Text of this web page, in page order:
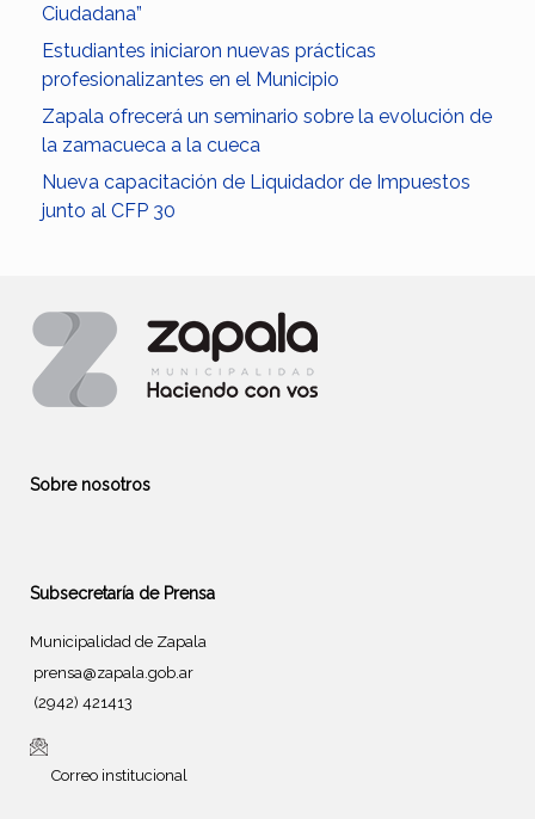
Ciudadana”
Estudiantes iniciaron nuevas prácticas
profesionalizantes en el Municipio
Zapala ofrecerá un seminario sobre la evolución de
la zamacueca a la cueca
Nueva capacitación de Liquidador de Impuestos
junto al CFP 30
Sobre nosotros
Subsecretaría de Prensa
Municipalidad de Zapala
prensa@zapala.gob.ar
(2942) 421413
Correo institucional